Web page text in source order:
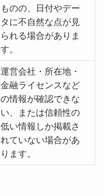
ものの、日付やデー
タに不自然な点が見
られる場合がありま
す。
運営会社・所在地・
金融ライセンスなど
の情報が確認できな
い、または信頼性の
低い情報しか掲載さ
れていない場合があ
ります。